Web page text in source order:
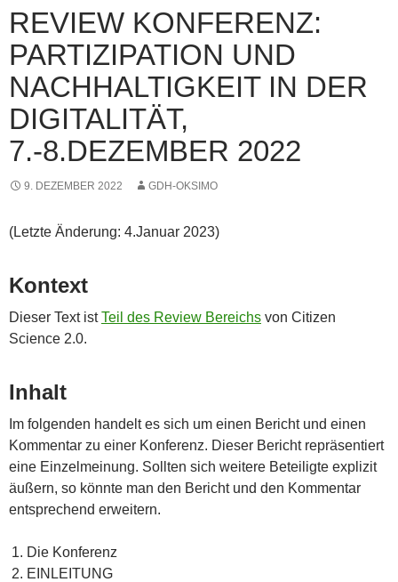
REVIEW KONFERENZ:
PARTIZIPATION UND
NACHHALTIGKEIT IN DER
DIGITALITÄT,
7.-8.DEZEMBER 2022
9. DEZEMBER 2022 GDH-OKSIMO
(Letzte Änderung: 4.Januar 2023)
Kontext
Dieser Text istTeil des Review Bereichs von Citizen
Science 2.0.
Inhalt
Im folgenden handelt es sich um einen Bericht und einen
Kommentar zu einer Konferenz. Dieser Bericht repräsentiert
eine Einzelmeinung. Sollten sich weitere Beteiligte explizit
äußern, so könnte man den Bericht und den Kommentar
entsprechend erweitern.
Die Konferenz
EINLEITUNG